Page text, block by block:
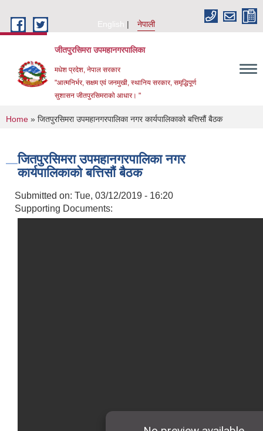
English
नेपाली
जीतपुरसिमरा उपमहानगरपालिका
मधेश प्रदेश, नेपाल सरकार
"आत्मनिर्भर, सक्षम एवं जनमुखी, स्थानिय सरकार, समृद्धिपूर्ण
सुशासन जीतपुरसिमराको आधार। "
You are here
Home » जितपुरसिमरा उपमहानगरपालिका नगर कार्यपालिकाको बत्तिसौं बैठक
जितपुरसिमरा उपमहानगरपालिका नगर
कार्यपालिकाको बत्तिसौं बैठक
Submitted on: Tue, 03/12/2019 - 16:20
Supporting Documents: